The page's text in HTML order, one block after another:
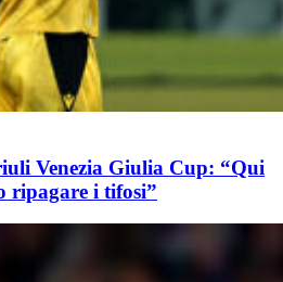
Venezia Giulia Cup: “Qui
ripagare i tifosi”